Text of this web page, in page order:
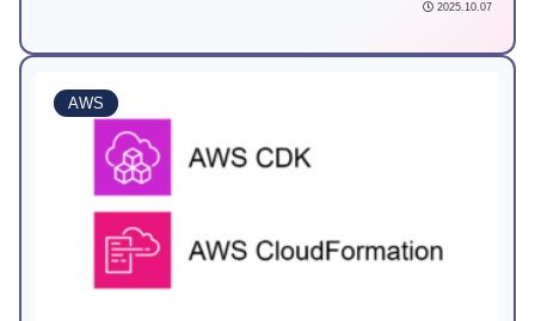
報などを自動収集し、S3バケットに保存するアーキテ
2025.10.07
AWS